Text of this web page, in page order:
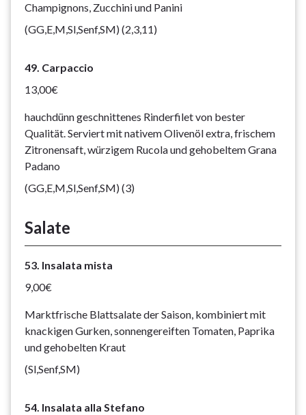
Champignons, Zucchini und Panini
(GG,E,M,Sl,Senf,SM) (2,3,11)
49. Carpaccio
13,00€
hauchdünn geschnittenes Rinderfilet von bester
Qualität. Serviert mit nativem Olivenöl extra, frischem
Zitronensaft, würzigem Rucola und gehobeltem Grana
Padano
(GG,E,M,Sl,Senf,SM) (3)
Salate
53. Insalata mista
9,00€
Marktfrische Blattsalate der Saison, kombiniert mit
knackigen Gurken, sonnengereiften Tomaten, Paprika
und gehobelten Kraut
(Sl,Senf,SM)
54. Insalata alla Stefano